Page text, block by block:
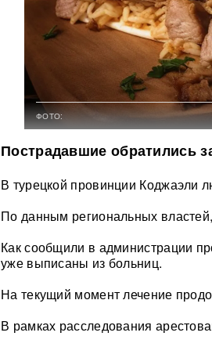
ФОТО:
Пострадавшие обратились
В турецкой провинции Коджаэли
По данным региональных
Как сообщили в администрации
уже выписаны из больниц.
На текущий момент лечение
В рамках расследования